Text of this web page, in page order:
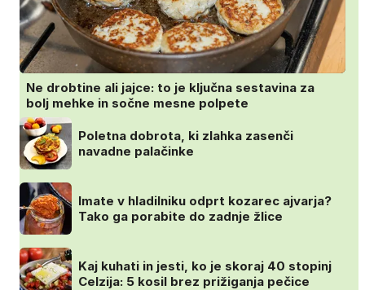
Ne drobtine ali jajce: to je ključna sestavina za
bolj mehke in sočne mesne polpete
Poletna dobrota, ki zlahka zasenči
navadne palačinke
Imate v hladilniku odprt kozarec ajvarja?
Tako ga porabite do zadnje žlice
Kaj kuhati in jesti, ko je skoraj 40 stopinj
Celzija: 5 kosil brez prižiganja pečice